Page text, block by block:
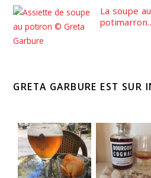
La soupe
GRETA GARBURE EST SUR